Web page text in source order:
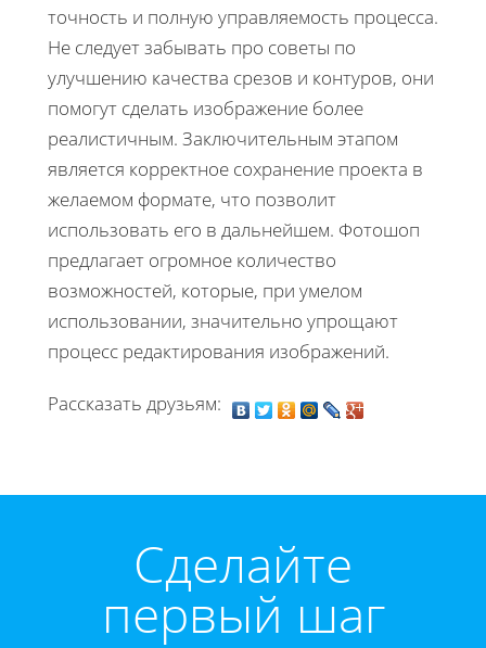
точность и полную управляемость процесса.
Не следует забывать про советы по
улучшению качества срезов и контуров, они
помогут сделать изображение более
реалистичным. Заключительным этапом
является корректное сохранение проекта в
желаемом формате, что позволит
использовать его в дальнейшем. Фотошоп
предлагает огромное количество
возможностей, которые, при умелом
использовании, значительно упрощают
процесс редактирования изображений.
Рассказать друзьям:
Cделайте
первый шаг